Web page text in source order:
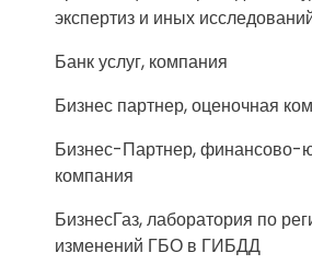
экспертиз и иных
Банк услуг, компания
Бизнес партнер, оценочная
Бизнес-Партнер, финансово-
компания
БизнесГаз, лаборатория по
изменений ГБО в ГИБДД